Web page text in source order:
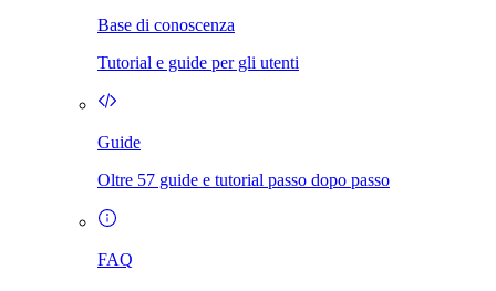
Base di conoscenza
Tutorial e guide per gli utenti
Guide
Oltre 57 guide e tutorial passo dopo passo
FAQ